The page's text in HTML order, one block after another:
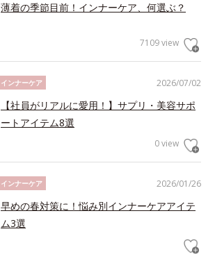
薄着の季節目前！インナーケア、何選ぶ？
7109 view
2026/07/02
インナーケア
【社員がリアルに愛用！】サプリ・美容サポ
ートアイテム8選
0 view
2026/01/26
インナーケア
早めの春対策に！悩み別インナーケアアイテ
ム3選